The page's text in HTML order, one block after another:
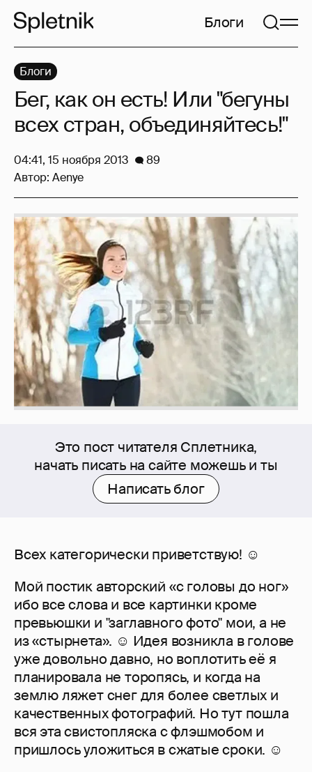
Блоги
Это пост читателя Сплетника,
начать писать на сайте можешь и ты
Написать блог
Всех категорически приветствую! ☺
Мой постик авторский «с головы до ног»
ибо все слова и все картинки кроме
превьюшки и "заглавного фото" мои, а не
из «стырнета». ☺ Идея возникла в голове
уже довольно давно, но воплотить её я
планировала не торопясь, и когда на
землю ляжет снег для более светлых и
качественных фотографий. Но тут пошла
вся эта свистопляска с флэшмобом и
пришлось уложиться в сжатые сроки. ☺
Блоги
Бег, как он есть! Или "бегуны
всех стран, объединяйтесь!"
04:41, 15 ноября 2013
89
Автор: Aenye